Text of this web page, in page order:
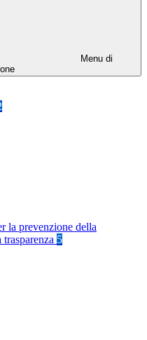
Menu di
la prevenzione della
5